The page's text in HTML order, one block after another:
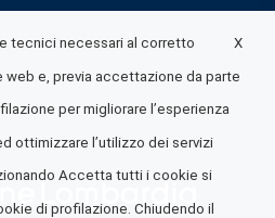
X
tecnici necessari al corretto
e, previa accettazione da parte
per migliorare l’esperienza
ottimizzare l’utilizzo dei servizi
Accetta tutti i cookie si
di profilazione. Chiudendo il